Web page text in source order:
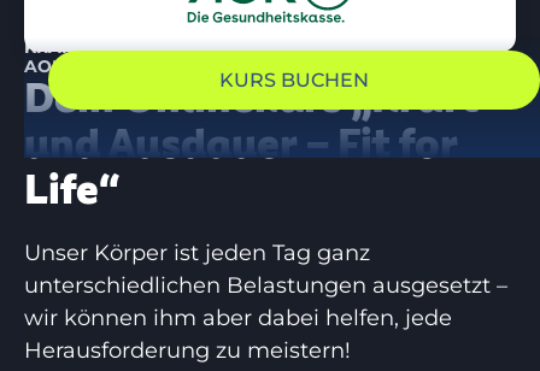
KRAFT UND ENERGIE! – UNTERSTÜTZT DURCH DEINE
AOK NORDOST
Dein Onlinekurs „Kraft
und Ausdauer – Fit for
Life“
Unser Körper ist jeden Tag ganz
unterschiedlichen Belastungen ausgesetzt –
wir können ihm aber dabei helfen, jede
Herausforderung zu meistern!
KURS BUCHEN